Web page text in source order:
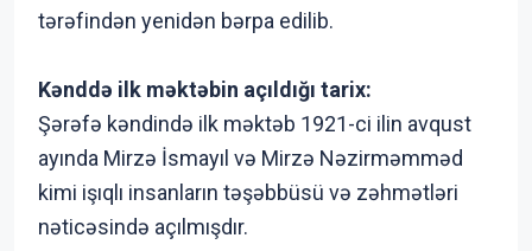
tərəfindən yenidən bərpa edilib.
Kənddə ilk məktəbin açıldığı tarix:
Şərəfə kəndində ilk məktəb 1921-ci ilin avqust
ayında Mirzə İsmayıl və Mirzə Nəzirməmməd
kimi işıqlı insanların təşəbbüsü və zəhmətləri
nəticəsində açılmışdır.